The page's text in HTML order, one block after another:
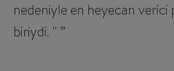
nedeniyle en heyecan verici
biriydi. "